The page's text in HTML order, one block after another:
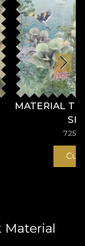
MATERIAL
Material